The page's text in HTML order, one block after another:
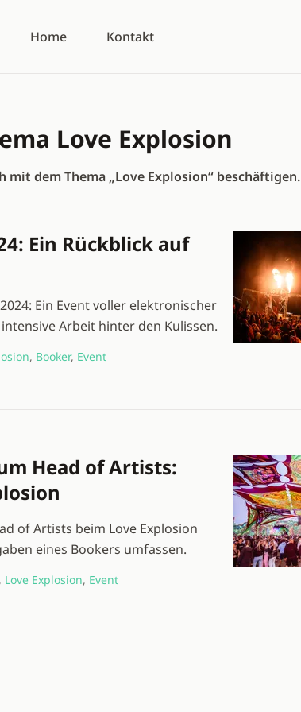
Home Kontakt
Love Explosion
dem Thema „Love Explosion“ beschäftigen.
Ein Rückblick auf
Ein Event voller elektronischer
Arbeit hinter den Kulissen.
, Booker, Event
Head of Artists:
of Artists beim Love Explosion
eines Bookers umfassen.
Love Explosion, Event